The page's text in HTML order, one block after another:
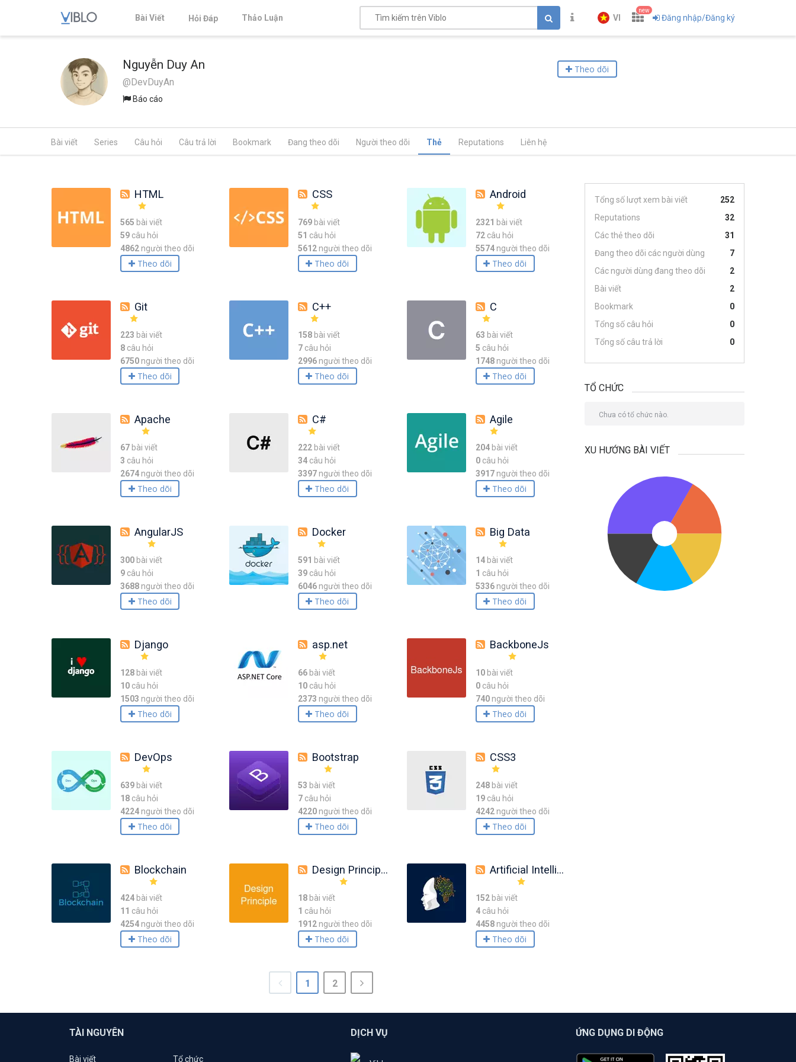
Bài Viết Hỏi Đáp Thảo Luận VI
new
Đăng nhập/Đăng ký
Nguyễn Duy An
@DevDuyAn
Báo cáo
Theo dõi
Bài viết Series Câu hỏi Câu trả lời Bookmark Đang theo dõi Người theo dõi Thẻ Reputations Liên hệ
HTML
565 bài viết
59 câu hỏi
4862 người theo dõi
Theo dõi
CSS
769bài viết
51 câu hỏi
5612 người theo dõi
Theo dõi
Android
2321 bài viết
72câu hỏi
5574 người theo dõi
Theo dõi
Git
223 bài viết
8 câu hỏi
6750 người theo dõi
Theo dõi
C++
158bài viết
7câu hỏi
2996 người theo dõi
Theo dõi
C
63 bài viết
5 câu hỏi
1748 người theo dõi
Theo dõi
Apache
67 bài viết
3 câu hỏi
2674 người theo dõi
Theo dõi
C#
222bài viết
34câu hỏi
3397 người theo dõi
Theo dõi
Agile
204bài viết
0câu hỏi
3917 người theo dõi
Theo dõi
AngularJS
300 bài viết
9 câu hỏi
3688 người theo dõi
Theo dõi
Docker
591 bài viết
39câu hỏi
6046 người theo dõi
Theo dõi
Big Data
14bài viết
1 câu hỏi
5336 người theo dõi
Theo dõi
Django
128 bài viết
10 câu hỏi
1503 người theo dõi
Theo dõi
asp.net
66bài viết
10câu hỏi
2373 người theo dõi
Theo dõi
BackboneJs
10bài viết
0câu hỏi
740 người theo dõi
Theo dõi
DevOps
639 bài viết
18 câu hỏi
4224 người theo dõi
Theo dõi
Bootstrap
53 bài viết
7câu hỏi
4220 người theo dõi
Theo dõi
CSS3
248bài viết
19câu hỏi
4242 người theo dõi
Theo dõi
Blockchain
424 bài viết
11 câu hỏi
4254 người theo dõi
Theo dõi
Design Principle
18bài viết
1 câu hỏi
1912 người theo dõi
Theo dõi
Artificial Intelligence
152bài viết
4câu hỏi
4458 người theo dõi
Theo dõi
1 2
Tổng số lượt xem bài viết
252
Reputations
32
Các thẻ theo dõi
31
Đang theo dõi các người dùng
7
Các người dùng đang theo dõi
2
Bài viết
2
Bookmark
0
Tổng số câu hỏi
0
Tổng số câu trả lời
0
TỔ CHỨC
Chưa có tổ chức nào.
XU HƯỚNG BÀI VIẾT
TÀI NGUYÊN
Bài viết Tổ chức
DỊCH VỤ ỨNG DỤNG DI ĐỘNG